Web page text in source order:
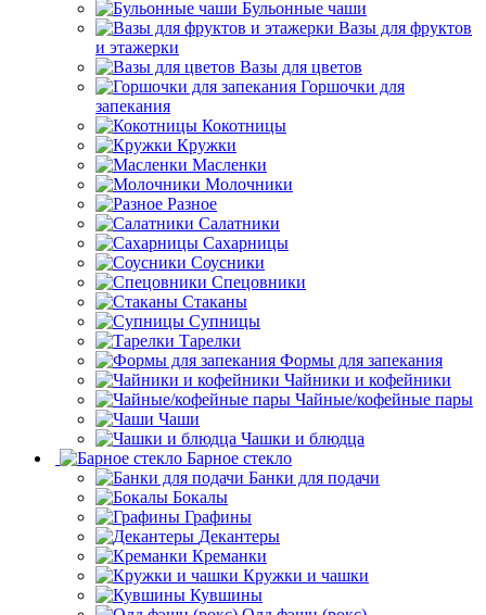
Бульонные чаши
Вазы для фруктов
и этажерки
Вазы для цветов
Горшочки для
запекания
Кокотницы
Кружки
Масленки
Молочники
Разное
Салатники
Сахарницы
Соусники
Спецовники
Стаканы
Супницы
Тарелки
Формы для запекания
Чайники и кофейники
Чайные/кофейные пары
Чаши
Чашки и блюдца
Барное стекло
Банки для подачи
Бокалы
Графины
Декантеры
Креманки
Кружки и чашки
Кувшины